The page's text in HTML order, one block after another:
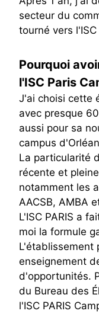
secteur du
tourné vers l'ISC
Pourquoi
l'ISC Paris
J'ai choisi cette
avec presque
aussi pour sa
campus
La particularité
récente et
notamment les
AACSB, AMBA
L'ISC PARIS a
moi la formule
L'établissement
enseignement
d'opportunités.
du Bureau des
l'ISC PARIS